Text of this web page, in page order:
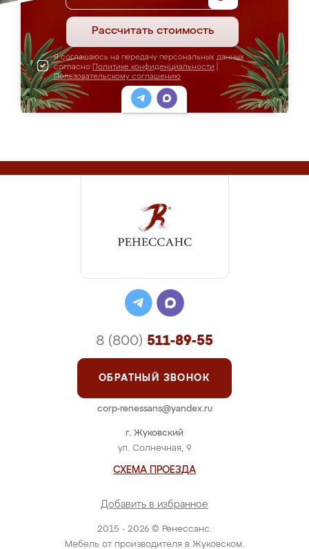
Рассчитать стоимость
Я соглашаюсь на передачу персональных данных
согласно Политике конфиденциальности
Пользовательскому соглашению
2015 - 2026 © Ренессанс.
Мебель от производителя в Жуковском.
г. Жуковский
ул. Солнечная, 9
СХЕМА ПРОЕЗДА
Добавить в избранное
8 (800) 511-89-55
ОБРАТНЫЙ ЗВОНОК
corp-renessans@yandex.ru